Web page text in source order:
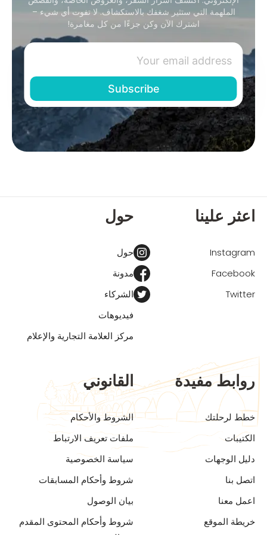
الملهمة التي ستثير شغفك بالاستكشاف. لا تفوت أي شيء –
اشترك الآن وكن جزءًا من كل مغامرة!
اعثر علينا
Instagram
Facebook
Twitter
حول
حول
مدونة
الشركاء
فيديوهات
مركز العلامة التجارية والإعلام
روابط مفيدة
خطط لرحلتك
الكتيبات
دليل الوجهات
اتصل بنا
اعمل معنا
خريطة الموقع
القانوني
الشروط والأحكام
ملفات تعريف الارتباط
سياسة الخصوصية
شروط وأحكام المسابقات
بيان الوصول
شروط وأحكام المحتوى المقدم